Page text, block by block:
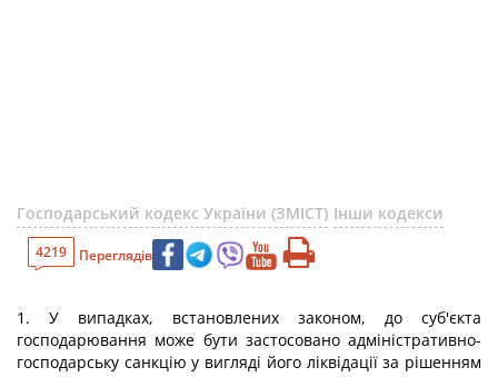
Господарський кодекс України (ЗМІСТ) Інши кодекси
4219 Переглядів
1. У випадках, встановлених законом, до суб'єкта
господарювання може бути застосовано адміністративно-
господарську санкцію у вигляді його ліквідації за рішенням